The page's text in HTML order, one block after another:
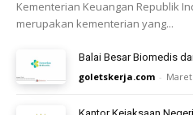
Kementerian Keuangan Republik
merupakan kementerian yang...
Balai Besar Biomedis
goletskerja.com - Maret